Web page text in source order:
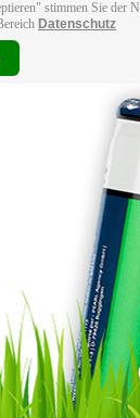
stimmen Sie der
Datenschutz